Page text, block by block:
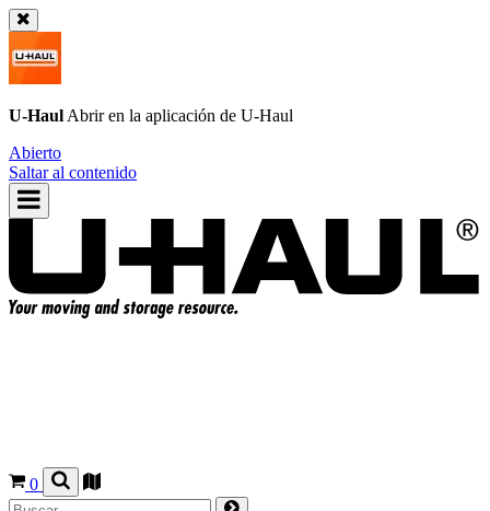
U-Haul Abrir en la aplicación de U-Haul
Abierto
Saltar al contenido
0